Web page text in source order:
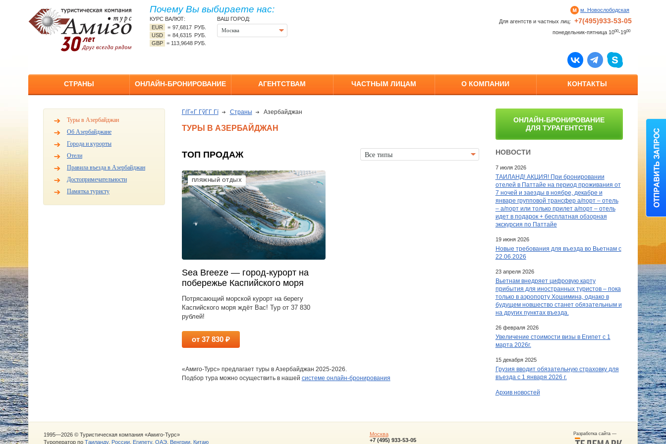
Почему Вы выбираете нас:
КУРС ВАЛЮТ:
EUR
=97,6817 РУБ.
USD
=84,6315 РУБ.
GBP = 113,9648 РУБ.
ВАШ ГОРОД:
Москва
м. Новослободская
Для агентств и частных лиц:
+7(495)933-53-05
понедельник-пятница 1000-1900
СТРАНЫ ОНЛАЙН-БРОНИРОВАНИЕ АГЕНТСТВАМ ЧАСТНЫМ ЛИЦАМ О КОМПАНИИ КОНТАКТЫ
Туры в Азербайджан
Об Азербайджане
Города и курорты
Отели
Правила въезда в Азербайджан
Достопримечательности
Памятка туристу
ГѓГ«Г ГўГ­Г Гї Страны Азербайджан
ТУРЫ В АЗЕРБАЙДЖАН
ТОП ПРОДАЖ Все типы
ПЛЯЖНЫЙ ОТДЫХ
Sea Breeze — город-курорт на
побережье Каспийского моря
Потрясающий морской курорт на берегу
Каспийского моря ждёт Вас! Тур от 37 830
рублей!
от 37 830 ₽
«Амиго-Турс» предлагает туры в Азербайджан 2025-2026.
Подбор тура можно осуществить в нашей системе онлайн-бронирования
ОНЛАЙН-БРОНИРОВАНИЕ
ДЛЯ ТУРАГЕНТСТВ
НОВОСТИ
7 июля 2026
ТАИЛАНД! АКЦИЯ! При бронировании
отелей в Паттайе на период проживания от
7 ночей и заезды в ноябре, декабре и
январе групповой трансфер а/порт – отель
– а/порт или только прилет а/порт – отель
идет в подарок + бесплатная обзорная
экскурсия по Паттайе
19 июня 2026
Новые требования для въезда во Вьетнам с
22.06.2026
23 апреля 2026
Вьетнам внедряет цифровую карту
прибытия для иностранных туристов – пока
только в аэропорту Хошимина, однако в
будущем новшество станет обязательным и
на других пунктах въезда.
26 февраля 2026
Увеличение стоимости визы в Египет c 1
марта 2026г.
15 декабря 2025
Грузия вводит обязательную страховку для
въезда с 1 января 2026 г.
Архив новостей
1995—2026 © Туристическая компания «Амиго-Турс»
Туроператор по Таиланду, России Египету, ОАЭ Венгрии Китаю
Разработка сайта —
Москва
+7 (495) 933-53-05